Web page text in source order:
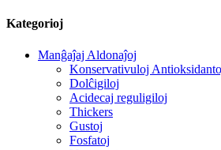
Kategorioj
Manĝaĵaj Aldonaĵoj
Konservativuloj
Dolĉigiloj
Acidecaj reguligiloj
Thickers
Gustoj
Fosfatoj